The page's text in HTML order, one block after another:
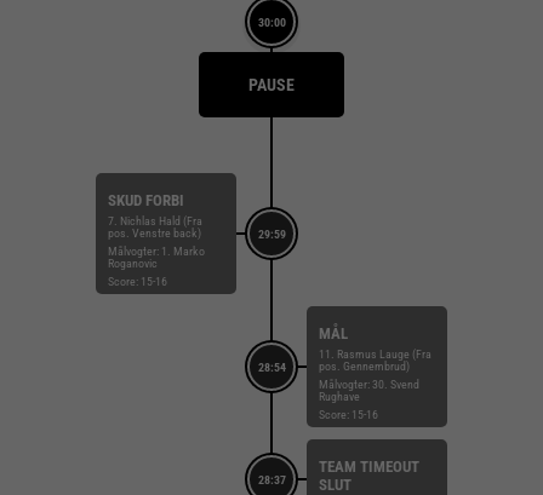
30:00
PAUSE
29:59
SKUD FORBI
7. Nichlas Hald (Fra
pos. Venstre back)
Målvogter: 1. Marko
Roganovic
Score: 15-16
28:54
MÅL
11. Rasmus Lauge (Fra
pos. Gennembrud)
Målvogter: 30. Svend
Rughave
Score: 15-16
28:37
TEAM TIMEOUT
SLUT